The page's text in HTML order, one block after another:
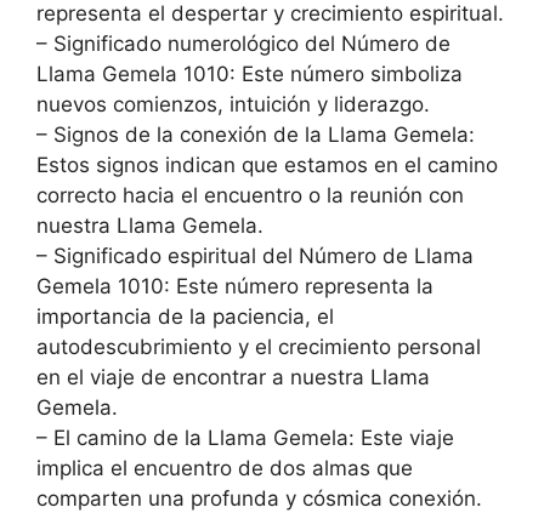
representa el despertar y crecimiento espiritual.
– Significado numerológico del Número de
Llama Gemela 1010: Este número simboliza
nuevos comienzos, intuición y liderazgo.
– Signos de la conexión de la Llama Gemela:
Estos signos indican que estamos en el camino
correcto hacia el encuentro o la reunión con
nuestra Llama Gemela.
– Significado espiritual del Número de Llama
Gemela 1010: Este número representa la
importancia de la paciencia, el
autodescubrimiento y el crecimiento personal
en el viaje de encontrar a nuestra Llama
Gemela.
– El camino de la Llama Gemela: Este viaje
implica el encuentro de dos almas que
comparten una profunda y cósmica conexión.